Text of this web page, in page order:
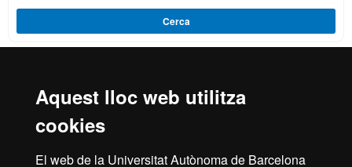
Aquest lloc web utilitza
cookies
El web de la Universitat Autònoma de Barcelona
Cerca
Reconeixement internacional de l'excel·lència
HR